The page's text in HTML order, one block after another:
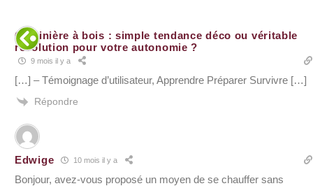
Cuisinière à bois : simple tendance déco ou véritable
révolution pour votre autonomie ?
9 mois il y a
[…] – Témoignage d’utilisateur, Apprendre Préparer Survivre […]
Répondre
Edwige 10 mois il y a
Bonjour, avez-vous proposé un moyen de se chauffer sans